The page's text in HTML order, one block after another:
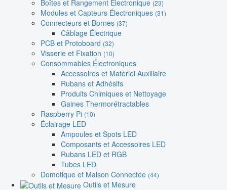
Boîtes et Rangement Électronique (23)
Modules et Capteurs Électroniques (31)
Connecteurs et Bornes (37)
Câblage Électrique
PCB et Protoboard (32)
Visserie et Fixation (10)
Consommables Électroniques
Accessoires et Matériel Auxiliaire
Rubans et Adhésifs
Produits Chimiques et Nettoyage
Gaines Thermorétractables
Raspberry Pi (10)
Éclairage LED
Ampoules et Spots LED
Composants et Accessoires LED
Rubans LED et RGB
Tubes LED
Domotique et Maison Connectée (44)
Outils et Mesure